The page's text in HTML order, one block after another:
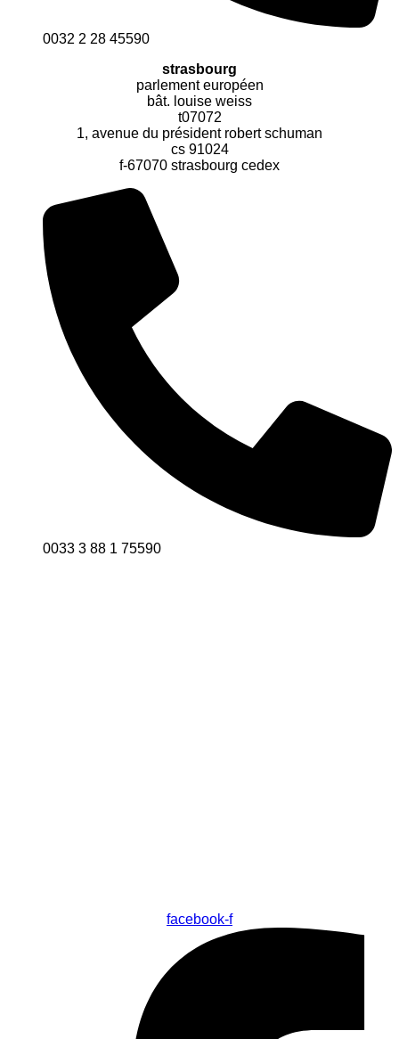
0032 2 28 45590
strasbourg
parlement européen
bât. louise weiss
t07072
1, avenue du président robert schuman
cs 91024
f-67070 strasbourg cedex
0033 3 88 1 75590
facebook-f